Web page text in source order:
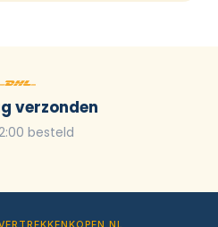
verzonden
besteld